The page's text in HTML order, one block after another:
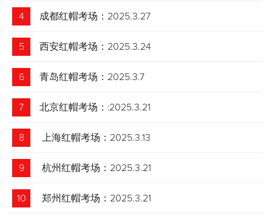
4 成都红帽考场：2025.3.27
5 西安红帽考场：2025.3.24
6 青岛红帽考场：2025.3.7
7 北京红帽考场：:2025.3.21
8 上海红帽考场：2025.3.13
9 杭州红帽考场：2025.3.21
10 郑州红帽考场：2025.3.21